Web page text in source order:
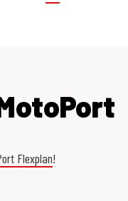
Flexplan!